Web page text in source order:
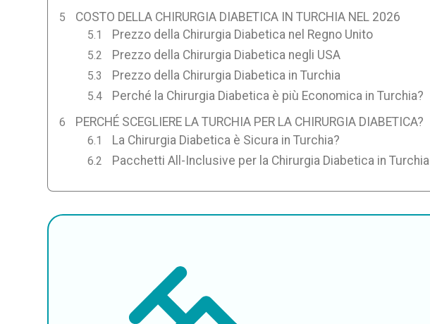
COSTO DELLA CHIRURGIA DIABETICA IN TURCHIA NEL 2026
Prezzo della Chirurgia Diabetica nel Regno Unito
Prezzo della Chirurgia Diabetica negli USA
Prezzo della Chirurgia Diabetica in Turchia
Perché la Chirurgia Diabetica è più Economica in Turchia?
PERCHÉ SCEGLIERE LA TURCHIA PER LA CHIRURGIA DIABETICA?
La Chirurgia Diabetica è Sicura in Turchia?
Pacchetti All-Inclusive per la Chirurgia Diabetica in Turchia